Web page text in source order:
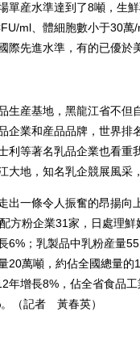
單産水準達到了8噸，生
ml、體細胞數小于30
際先進水準，有的已優於
産基地，黑龍江省不但
企業和産品品牌，世界
利等著名乳品企業也看
大地，知名乳企競展風采
一條令人振奮的昂揚向
方粉企業31家，日處理
6%；乳製品中乳粉産量
20萬噸，約佔全國總量
年增長8%，佔全省食品
（記者 黃春英）